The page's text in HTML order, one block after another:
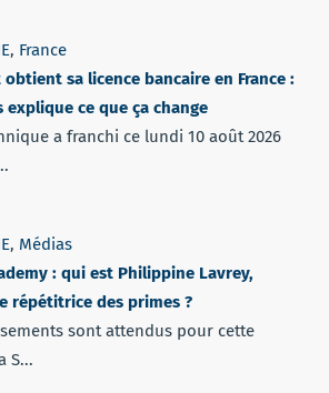
, France
obtient sa licence bancaire en France :
explique ce que ça change
a franchi ce lundi 10 août 2026
, Médias
: qui est Philippine Lavrey,
répétitrice des primes ?
sont attendus pour cette
S...